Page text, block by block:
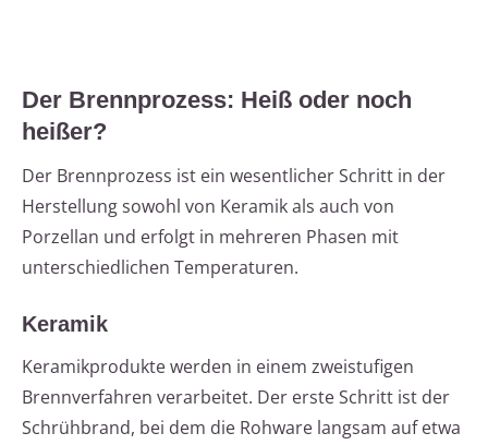
Der Brennprozess: Heiß oder noch
heißer?
Der Brennprozess ist ein wesentlicher Schritt in der
Herstellung sowohl von Keramik als auch von
Porzellan und erfolgt in mehreren Phasen mit
unterschiedlichen Temperaturen.
Keramik
Keramikprodukte werden in einem zweistufigen
Brennverfahren verarbeitet. Der erste Schritt ist der
Schrühbrand, bei dem die Rohware langsam auf etwa